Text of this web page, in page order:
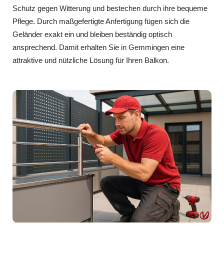
Schutz gegen Witterung und bestechen durch ihre bequeme
Pflege. Durch maßgefertigte Anfertigung fügen sich die
Geländer exakt ein und bleiben beständig optisch
ansprechend. Damit erhalten Sie in Gemmingen eine
attraktive und nützliche Lösung für Ihren Balkon.